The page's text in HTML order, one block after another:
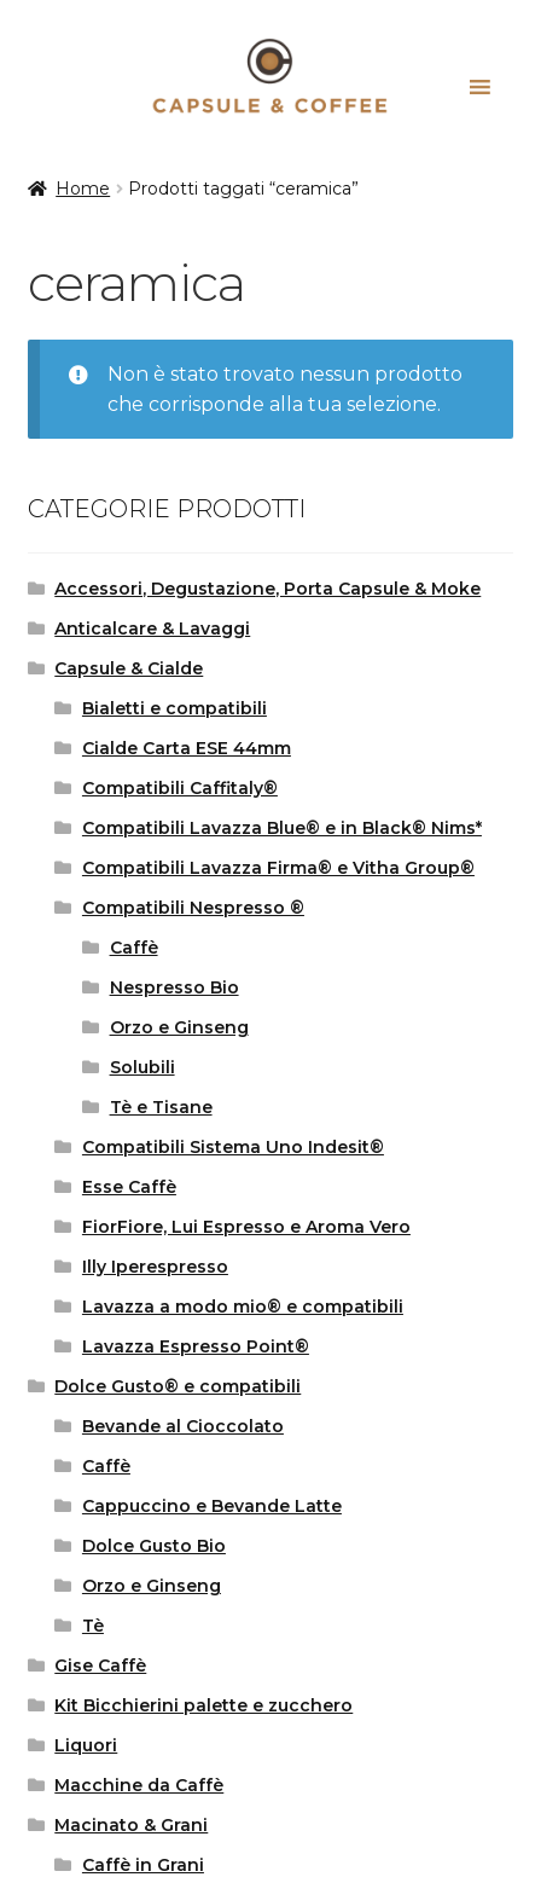
Home Prodotti taggati “ceramica”
ceramica
Non è stato trovato nessun prodotto
che corrisponde alla tua selezione.
CATEGORIE PRODOTTI
Accessori, Degustazione, Porta Capsule & Moke
Anticalcare & Lavaggi
Capsule & Cialde
Bialetti e compatibili
Cialde Carta ESE 44mm
Compatibili Caffitaly®
Compatibili Lavazza Blue® e in Black® Nims*
Compatibili Lavazza Firma® e Vitha Group®
Compatibili Nespresso ®
Caffè
Nespresso Bio
Orzo e Ginseng
Solubili
Tè e Tisane
Compatibili Sistema Uno Indesit®
Esse Caffè
FiorFiore, Lui Espresso e Aroma Vero
Illy Iperespresso
Lavazza a modo mio® e compatibili
Lavazza Espresso Point®
Dolce Gusto® e compatibili
Bevande al Cioccolato
Caffè
Cappuccino e Bevande Latte
Dolce Gusto Bio
Orzo e Ginseng
Tè
Gise Caffè
Kit Bicchierini palette e zucchero
Liquori
Macchine da Caffè
Macinato & Grani
Caffè in Grani